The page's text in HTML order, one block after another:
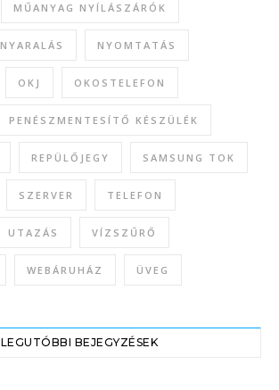
MŰANYAG NYÍLÁSZÁRÓK
NYARALÁS NYOMTATÁS
OKJ OKOSTELEFON
PENÉSZMENTESÍTŐ KÉSZÜLÉK
REPÜLŐJEGY SAMSUNG TOK
SZERVER TELEFON
UTAZÁS VÍZSZŰRŐ
WEBÁRUHÁZ ÜVEG
LEGUTÓBBI BEJEGYZÉSEK